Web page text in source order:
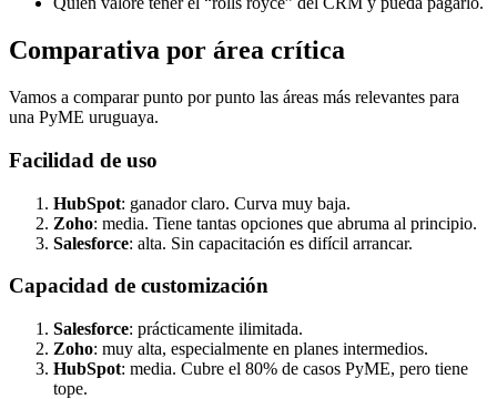
Comparativa por área crítica
Vamos a comparar punto por punto las áreas más relevantes para
una PyME uruguaya.
Facilidad de uso
HubSpot: ganador claro. Curva muy baja.
Zoho: media. Tiene tantas opciones que abruma al principio.
Salesforce: alta. Sin capacitación es difícil arrancar.
Capacidad de customización
Salesforce: prácticamente ilimitada.
Zoho: muy alta, especialmente en planes intermedios.
HubSpot: media. Cubre el 80% de casos PyME, pero tiene
tope.